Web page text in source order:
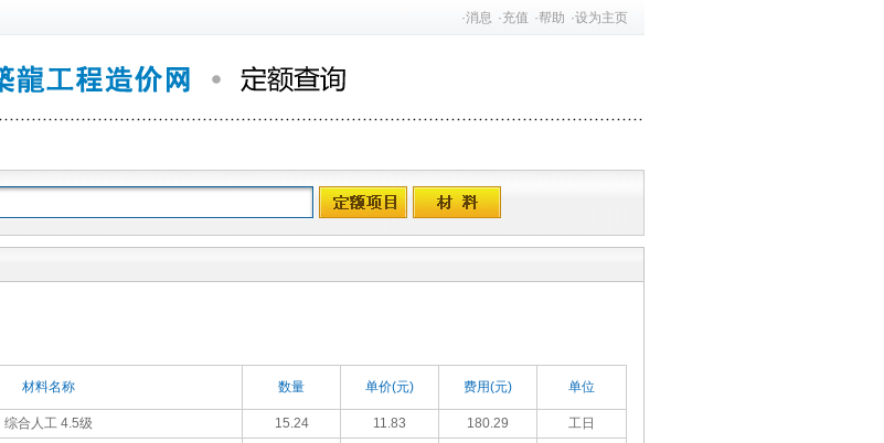
·消息 ·充值 ·帮助 ·设为主页
材料名称 数量 单价(元) 费用(元) 单位
综合人工 4.5级 15.24 11.83 180.29
工日